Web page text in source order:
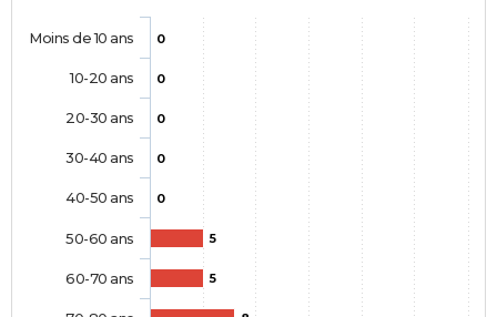
0
0
0
0
0
5
5
Moins de 10 ans
10-20 ans
20-30 ans
30-40 ans
40-50 ans
50-60 ans
60-70 ans